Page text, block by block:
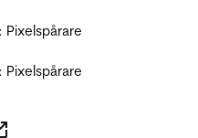
: Pixelspårare
: Pixelspårare